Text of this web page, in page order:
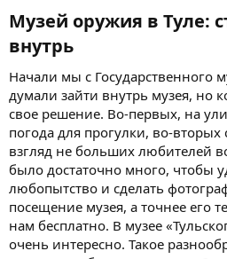
Музей оружия в Туле:
внутрь​
Начали мы с Государственного
думали зайти внутрь музея, но
свое решение. Во-первых, на
погода для прогулки, во-
взгляд не больших любителей
было достаточно много, чтобы
любопытство и сделать
посещение музея, а точнее его
нам бесплатно. В музее
очень интересно. Такое